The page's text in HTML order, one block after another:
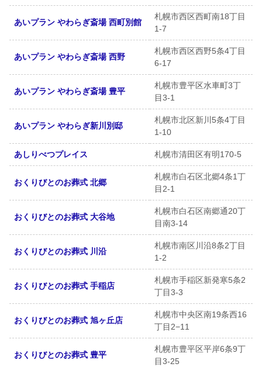
あいプラン やわらぎ斎場 西町別館
札幌市西区西町南18丁目
1-7
あいプラン やわらぎ斎場 西野
札幌市西区西野5条4丁目
6-17
あいプラン やわらぎ斎場 豊平
札幌市豊平区水車町3丁
目3-1
あいプラン やわらぎ新川別邸
札幌市北区新川5条4丁目
1-10
あしりべつプレイス 札幌市清田区有明170-5
おくりびとのお葬式 北郷
札幌市白石区北郷4条1丁
目2-1
おくりびとのお葬式 大谷地
札幌市白石区南郷通20丁
目南3-14
おくりびとのお葬式 川沿
札幌市南区川沿8条2丁目
1-2
おくりびとのお葬式 手稲店
札幌市手稲区新発寒5条2
丁目3-3
おくりびとのお葬式 旭ヶ丘店
札幌市中央区南19条西16
丁目2−11
おくりびとのお葬式 豊平
札幌市豊平区平岸6条9丁
目3-25